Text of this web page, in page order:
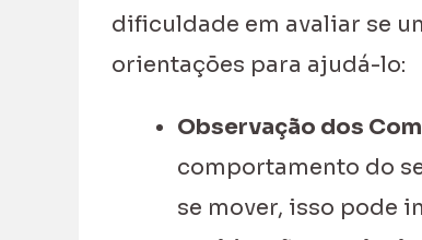
dificuldade em avaliar se
orientações para ajudá-lo:
Observação dos
comportamento do
se mover, isso pode